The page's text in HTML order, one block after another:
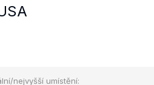
nejvyšší umístění: